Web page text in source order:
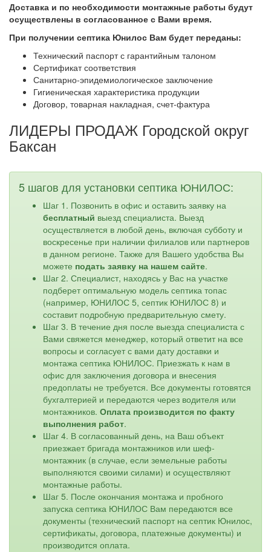
Доставка и по необходимости монтажные работы будут
осуществлены в согласованное с Вами время.
При получении септика Юнилос Вам будет переданы:
Технический паспорт с гарантийным талоном
Сертификат соответствия
Санитарно-эпидемиологическое заключение
Гигиеническая характеристика продукции
Договор, товарная накладная, счет-фактура
ЛИДЕРЫ ПРОДАЖ Городской округ
Баксан
5 шагов для установки септика ЮНИЛОС:
Шаг 1. Позвонить в офис и оставить заявку на
бесплатный выезд специалиста. Выезд
осуществляется в любой день, включая субботу и
воскресенье при наличии филиалов или партнеров
в данном регионе. Также для Вашего удобства Вы
можете подать заявку на нашем сайте.
Шаг 2. Специалист, находясь у Вас на участке
подберет оптимальную модель септика топас
(например, ЮНИЛОС 5, септик ЮНИЛОС 8) и
составит подробную предварительную смету.
Шаг 3. В течение дня после выезда специалиста с
Вами свяжется менеджер, который ответит на все
вопросы и согласует с вами дату доставки и
монтажа септика ЮНИЛОС. Приезжать к нам в
офис для заключения договора и внесения
предоплаты не требуется. Все документы готовятся
бухгалтерией и передаются через водителя или
монтажников. Оплата производится по факту
выполнения работ.
Шаг 4. В согласованный день, на Ваш объект
приезжает бригада монтажников или шеф-
монтажник (в случае, если земельные работы
выполняются своими силами) и осуществляют
монтажные работы.
Шаг 5. После окончания монтажа и пробного
запуска септика ЮНИЛОС Вам передаются все
документы (технический паспорт на септик Юнилос,
сертификаты, договора, платежные документы) и
производится оплата.